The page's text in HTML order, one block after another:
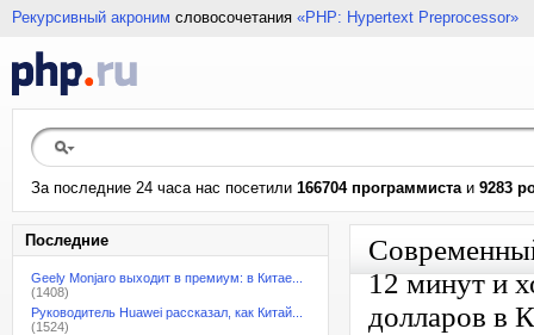
Рекурсивный акроним словосочетания «PHP: Hypertext Preprocessor»
За последние 24 часа нас посетили 166704 программистаи 9283
Последние
Geely Monjaro выходит в премиум: в Китае...
(1408)
Руководитель Huawei рассказал, как Китай...
(1524)
12 минут и
долларов в